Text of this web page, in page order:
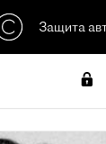
Защита